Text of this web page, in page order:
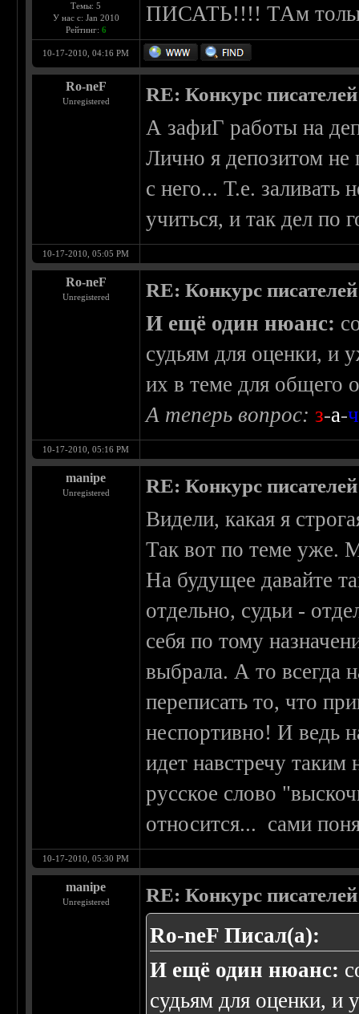
Темы: 5
У нас с: Jan 2010
Рейтинг: 6
ПИСАТЬ!!!! ТАм
10-17-2010, 04:16 PM
Ro-neF
Unregistered RE: Конкурс писателей
А зафиГ работы на
Лично я депозитом не
с него... Т.е. заливать
учиться, и так дел по
10-17-2010, 05:05 PM
Ro-neF
Unregistered RE: Конкурс писателей
И ещё один нюанс:
судьям для оценки, и
их в теме для общего
А теперь вопрос: з-а-ч
10-17-2010, 05:16 PM
manipe
Unregistered RE: Конкурс писателей
Видели, какая я
Так вот по теме уже.
На будущее давайте
отдельно, судьи -
себя по тому
выбрала. А то всегда
переписать то, что
неспортивно! И ведь
идет навстречу
русское слово
относится... сами
10-17-2010, 05:30 PM
manipe
Unregistered RE: Конкурс писателей
Ro-neF Писал(а):
И ещё один нюанс:
судьям для оценки, и